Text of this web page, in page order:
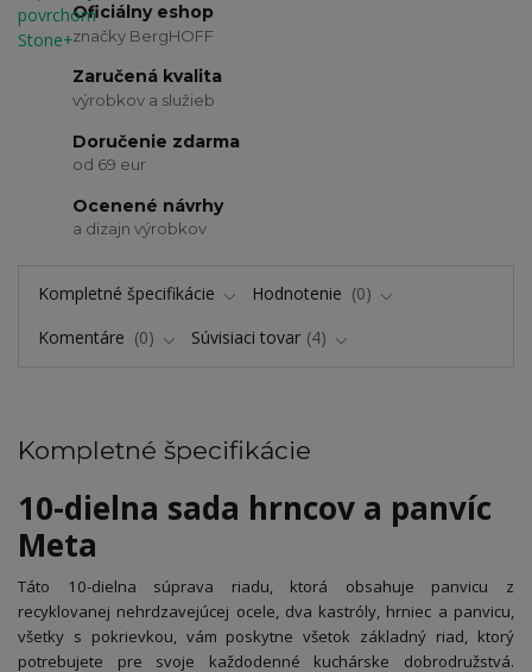
Oficiálny eshop
značky BergHOFF
Zaručená kvalita
výrobkov a služieb
Doručenie zdarma
od 69 eur
Ocenené návrhy
a dizajn výrobkov
Kompletné špecifikácie Hodnotenie
0
Komentáre
0 Súvisiaci tovar 4
Kompletné špecifikácie
10-dielna sada hrncov a panvíc
Meta
Táto 10-dielna súprava riadu, ktorá obsahuje panvicu z
recyklovanej nehrdzavejúcej ocele, dva kastróly, hrniec a panvicu,
všetky s pokrievkou, vám poskytne všetok základný riad, ktorý
potrebujete pre svoje každodenné kuchárske dobrodružstvá.